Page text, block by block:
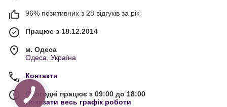
96% позитивних з 28 відгуків за рік
Працює з 18.12.2014
м. Одеса
Одеса, Україна
Контакти
Сьогодні працює з 09:00 до 18:00
Показати весь графік роботи